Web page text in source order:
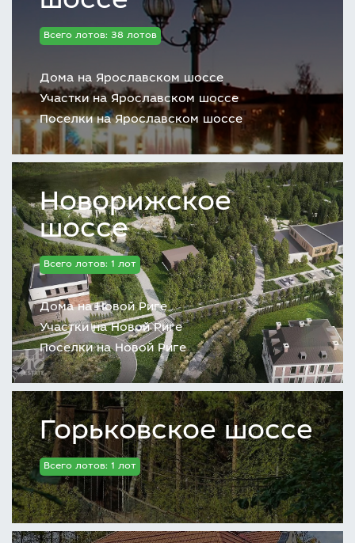
Всего лотов: 38 лотов
Дома на Ярославском шоссе
Участки на Ярославском шоссе
Поселки на Ярославском шоссе
Новорижское
шоссе
Всего лотов: 1 лот
Дома на Новой Риге
Участки на Новой Риге
Поселки на Новой Риге
Горьковское шоссе
Всего лотов: 1 лот